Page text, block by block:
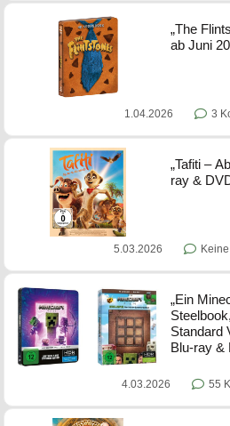
„The
ab Juni
1.04.2026 3
„Tafiti –
ray &
5.03.2026
„Ein
Standard
Blu-ray &
4.03.2026 55